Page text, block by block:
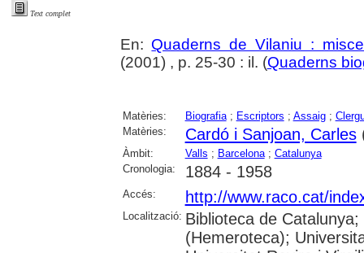
Text complet
En: Quaderns de Vilaniu :
(2001) , p. 25-30 : il. (Quaderns
Matèries: Biografia; Escriptors ; Assaig;
Matèries:
Cardó i Sanjoan, Carles
Àmbit: Valls ; Barcelona; Catalunya
Cronologia:
1884 - 1958
Accés: http://www.raco.cat/
Localització: Biblioteca de
(Hemeroteca);